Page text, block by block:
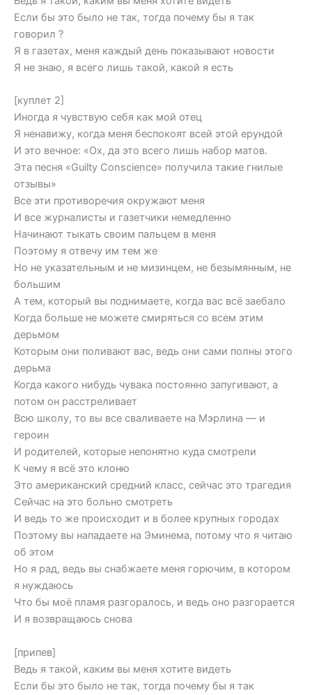
Если бы это было не так, тогда почему бы я так
говорил ?
Я в газетах, меня каждый день показывают новости
Я не знаю, я всего лишь такой, какой я есть
[куплет 2]
Иногда я чувствую себя как мой отец
Я ненавижу, когда меня беспокоят всей этой ерундой
И это вечное: «Ох, да это всего лишь набор матов.
Эта песня «Guilty Conscience» получила такие гнилые
отзывы»
Все эти противоречия окружают меня
И все журналисты и газетчики немедленно
Начинают тыкать своим пальцем в меня
Поэтому я отвечу им тем же
Но не указательным и не мизинцем, не безымянным, не
большим
А тем, который вы поднимаете, когда вас всё заебало
Когда больше не можете смиряться со всем этим
дерьмом
Которым они поливают вас, ведь они сами полны этого
дерьма
Когда какого нибудь чувака постоянно запугивают, а
потом он расстреливает
Всю школу, то вы все сваливаете на Мэрлина — и
героин
И родителей, которые непонятно куда смотрели
К чему я всё это клоню
Это американский средний класс, сейчас это трагедия
Сейчас на это больно смотреть
И ведь то же происходит и в более крупных городах
Поэтому вы нападаете на Эминема, потому что я читаю
об этом
Но я рад, ведь вы снабжаете меня горючим, в котором
я нуждаюсь
Что бы моё пламя разгоралось, и ведь оно разгорается
И я возвращаюсь снова
[припев]
Ведь я такой, каким вы меня хотите видеть
Если бы это было не так, тогда почему бы я так